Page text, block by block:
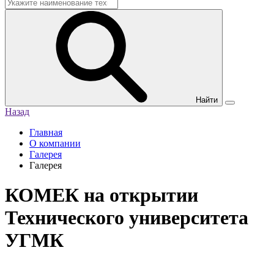
Найти
Назад
Главная
О компании
Галерея
Галерея
КОМЕК на открытии
Технического университета
УГМК